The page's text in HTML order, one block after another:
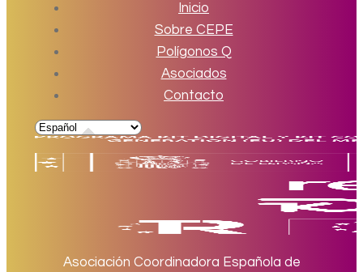
Inicio
Sobre CEPE
Polígonos Q
Asociados
Contacto
Asociación Coordinadora Española de